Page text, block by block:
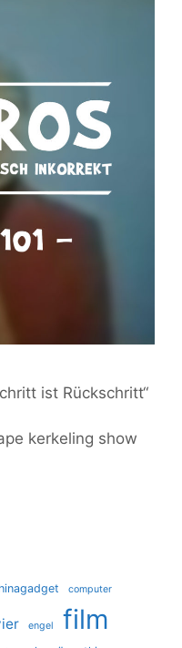
ist Rückschritt“
kerkeling show
computer
engel film